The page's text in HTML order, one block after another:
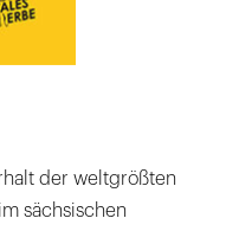
der weltgrößten
sächsischen